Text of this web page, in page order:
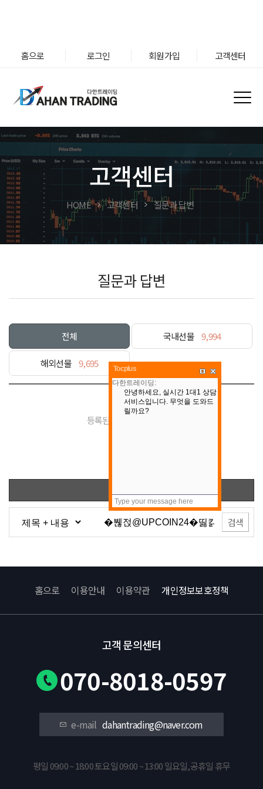
홈으로 로그인 회원가입 고객센터
고객센터
HOME 고객센터 질문과 답변
질문과 답변
전체 국내선물 9,994
해외선물 9,695
등록된 게시물이 없습니다.
검색
홈으로 이용안내 이용약관 개인정보보호정책
고객 문의센터
070-8018-0597
e-maildahantrading@naver.com
평일 09:00 ~ 18:00 토요일 09:00 ~ 13:00 일요일,공휴일 휴무
Tocplus